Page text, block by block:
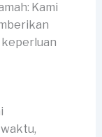
Kami